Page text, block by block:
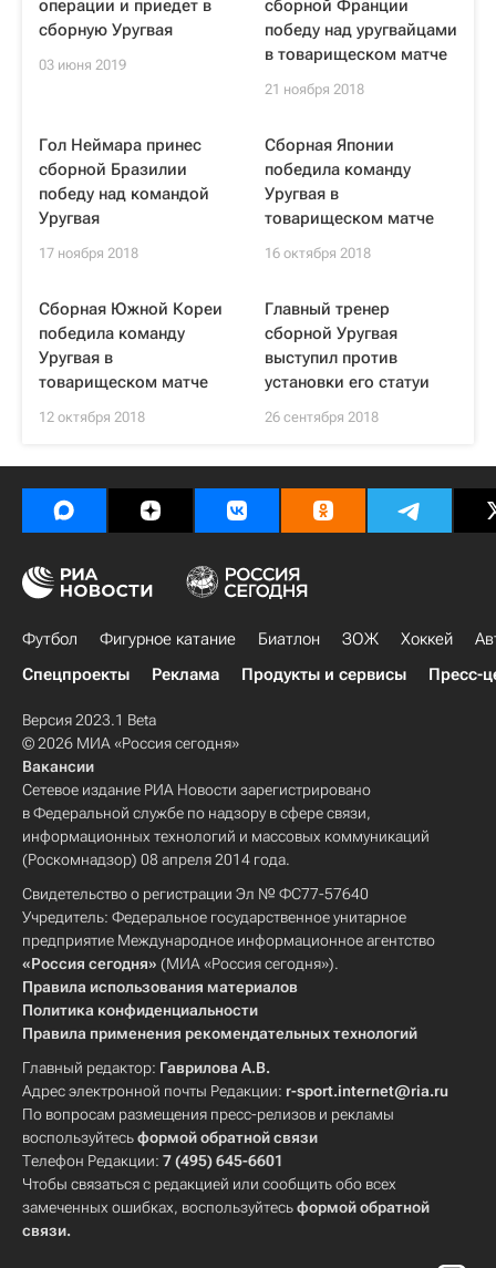
операции и приедет в
сборную Уругвая
03 июня 2019
сборной Франции
победу над уругвайцами
в товарищеском матче
21 ноября 2018
Гол Неймара принес
сборной Бразилии
победу над командой
Уругвая
17 ноября 2018
Сборная Японии
победила команду
Уругвая в
товарищеском матче
16 октября 2018
Сборная Южной Кореи
победила команду
Уругвая в
товарищеском матче
12 октября 2018
Главный тренер
сборной Уругвая
выступил против
установки его статуи
26 сентября 2018
Футбол Фигурное катание Биатлон ЗОЖ Хоккей
Спецпроекты
Реклама Продукты и сервисы Пресс-
Версия 2023.1 Beta
© 2026 МИА «Россия сегодня»
Вакансии
Сетевое издание РИА Новости зарегистрировано
в Федеральной службе по надзору в сфере связи,
информационных технологий и массовых коммуникаций
(Роскомнадзор) 08 апреля 2014 года.
Свидетельство о регистрации Эл № ФС77-57640
Учредитель: Федеральное государственное унитарное
предприятие Международное информационное агентство
«Россия сегодня» (МИА «Россия сегодня»).
Правила использования материалов
Политика конфиденциальности
Правила применения рекомендательных технологий
Главный редактор: Гаврилова А.В.
Адрес электронной почты Редакции: r-sport.internet@ria.ru
По вопросам размещения пресс-релизов и рекламы
воспользуйтесьформой обратной связи
Телефон Редакции: 7 (495) 645-6601
Чтобы связаться с редакцией или сообщить обо всех
замеченных ошибках, воспользуйтесьформой обратной
связи.